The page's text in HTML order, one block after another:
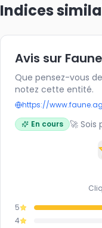
Indices
Avis sur
Que pensez-vous
notez cette entité.
https://
En cours
🚀 Sois
5
4